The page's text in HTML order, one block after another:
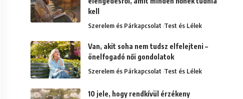
kell
Szerelem és Párkapcsolat Test és Lélek
Van, akit soha nem tudsz elfelejteni –
önelfogadó női gondolatok
Szerelem és Párkapcsolat Test és Lélek
10 jele, hogy rendkívül érzékeny